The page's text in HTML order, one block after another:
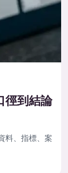
徑到結論
料、指標、案